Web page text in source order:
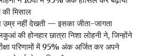
की मिसाल
नहीं देखती — इसका जीता-जागता
की होनहार छात्रा निशा लोहनी ने, जिन्होंने
परिणामों में 95% अंक अर्जित कर अपने